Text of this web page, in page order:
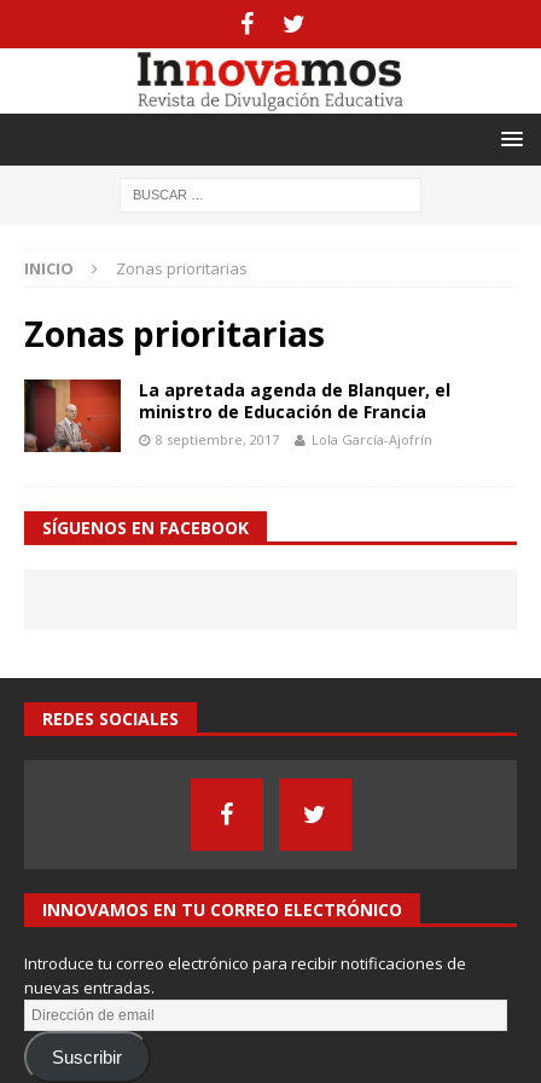
INICIO Zonas prioritarias
Zonas prioritarias
La apretada agenda de Blanquer, el
ministro de Educación de Francia
8 septiembre, 2017 Lola García-Ajofrín
SÍGUENOS EN FACEBOOK
REDES SOCIALES
INNOVAMOS EN TU CORREO ELECTRÓNICO
Introduce tu correo electrónico para recibir notificaciones de
nuevas entradas.
Suscribir